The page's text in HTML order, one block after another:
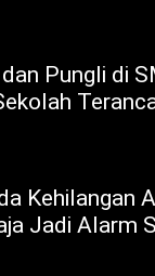
Pungli di
Kehilangan
Jadi Alarm